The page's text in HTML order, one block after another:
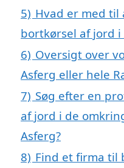
5) Hvad er med til
bortkørsel af jord i
6) Oversigt over
Asferg eller hele
7) Søg efter en
af jord i de
Asferg?
8) Find et firma til